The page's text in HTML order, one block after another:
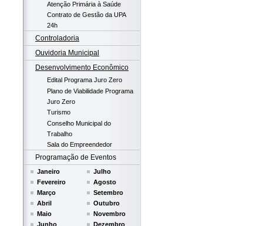
Atenção Primária à Saúde
Contrato de Gestão da UPA
24h
Controladoria
Ouvidoria Municipal
Desenvolvimento Econômico
Edital Programa Juro Zero
Plano de Viabilidade Programa
Juro Zero
Turismo
Conselho Municipal do
Trabalho
Sala do Empreendedor
Programação de Eventos
Janeiro
Fevereiro
Março
Abril
Maio
Junho
Julho
Agosto
Setembro
Outubro
Novembro
Dezembro